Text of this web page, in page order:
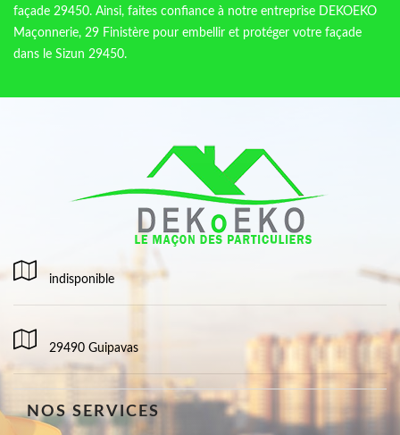
façade 29450. Ainsi, faites confiance à notre entreprise DEKOEKO
Maçonnerie, 29 Finistère pour embellir et protéger votre façade
dans le Sizun 29450.
indisponible
29490 Guipavas
NOS SERVICES